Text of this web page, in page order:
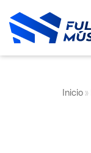
contenido
Inicio »